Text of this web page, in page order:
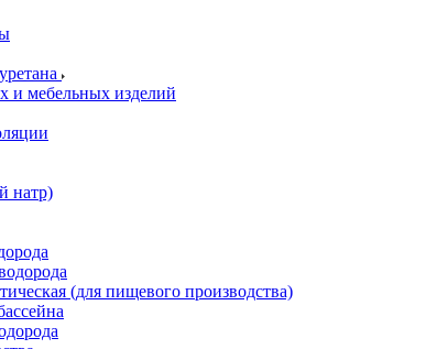
и мебельных изделий
натр)
(для пищевого производства)